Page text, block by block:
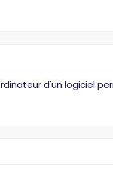
d'un logiciel